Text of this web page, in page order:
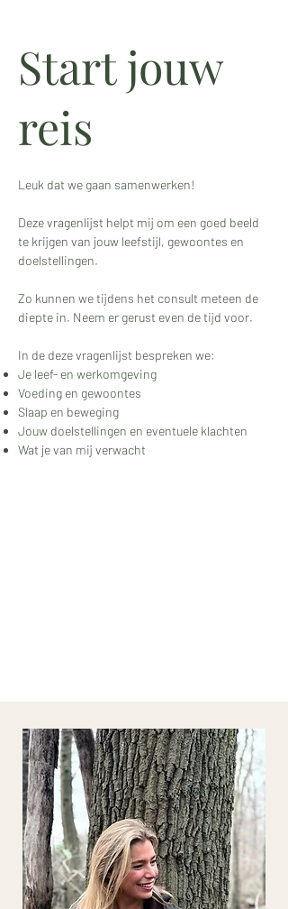
Start jouw
reis
Leuk dat we gaan samenwerken!
Deze vragenlijst helpt mij om een goed beeld
te krijgen van jouw leefstijl, gewoontes en
doelstellingen.
Zo kunnen we tijdens het consult meteen de
diepte in. Neem er gerust even de tijd voor.
In de deze vragenlijst bespreken we:
Je leef- en werkomgeving
Voeding en gewoontes
Slaap en beweging
Jouw doelstellingen en eventuele klachten
Wat je van mij verwacht